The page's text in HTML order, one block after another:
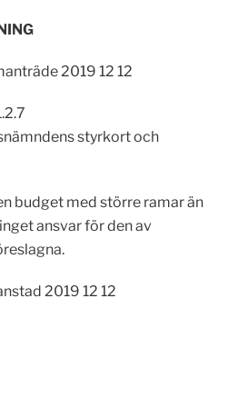
2019 12 12
styrkort och
budget med större ramar än
ansvar för den av
2019 12 12